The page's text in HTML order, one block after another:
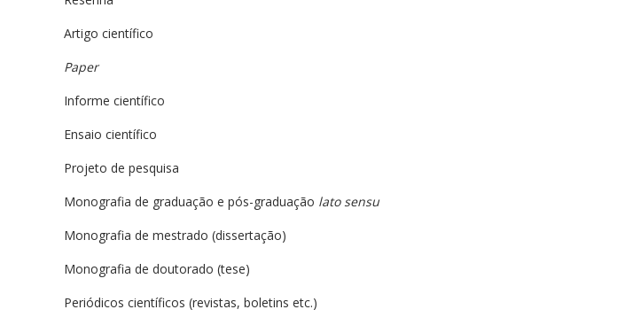
Artigo científico
Paper
Informe científico
Ensaio científico
Projeto de pesquisa
Monografia de graduação e pós-graduação lato sensu
Monografia de mestrado (dissertação)
Monografia de doutorado (tese)
Periódicos científicos (revistas, boletins etc.)